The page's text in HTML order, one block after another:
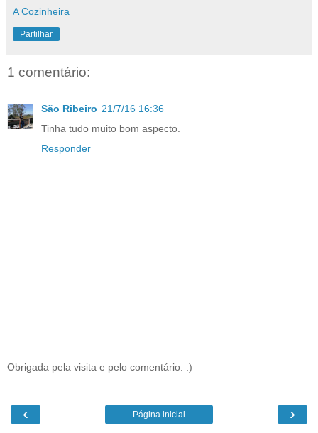
A Cozinheira
Partilhar
1 comentário:
São Ribeiro 21/7/16 16:36
Tinha tudo muito bom aspecto.
Responder
Obrigada pela visita e pelo comentário. :)
‹ ›
Página inicial